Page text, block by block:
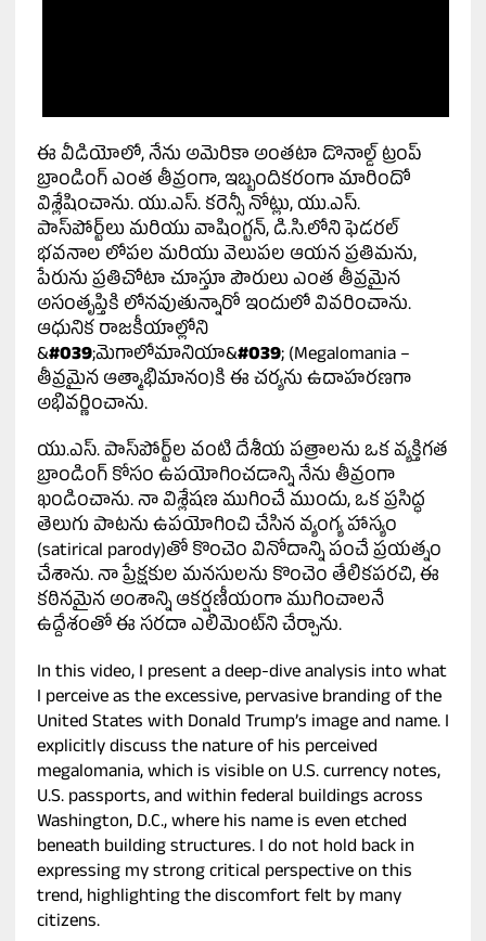
ఈ వీడియోలో, నేను అమెరికా అంతటా డొనాల్డ్ ట్రంప్
బ్రాండింగ్ ఎంత తీవ్రంగా, ఇబ్బందికరంగా మారిందో
విశ్లేషించాను. యు.ఎస్. కరెన్సీ నోట్లు, యు.ఎస్.
పాస్‌పోర్ట్‌లు మరియు వాషింగ్టన్, డి.సి.లోని ఫెడరల్
భవనాల లోపల మరియు వెలుపల ఆయన ప్రతిమను,
పేరును ప్రతిచోటా చూస్తూ పౌరులు ఎంత తీవ్రమైన
అసంతృప్తికి లోనవుతున్నారో ఇందులో వివరించాను.
ఆధునిక రాజకీయాల్లోని
&#039;మెగాలోమానియా&#039; (Megalomania –
తీవ్రమైన ఆత్మాభిమానం)కి ఈ చర్యను ఉదాహరణగా
అభివర్ణించాను.
యు.ఎస్. పాస్‌పోర్ట్‌ల వంటి దేశీయ పత్రాలను ఒక వ్యక్తిగత
బ్రాండింగ్‌ కోసం ఉపయోగించడాన్ని నేను తీవ్రంగా
ఖండించాను. నా విశ్లేషణ ముగించే ముందు, ఒక ప్రసిద్ధ
తెలుగు పాటను ఉపయోగించి చేసిన వ్యంగ్య హాస్యం
(satirical parody)తో కొంచెం వినోదాన్ని పంచే ప్రయత్నం
చేశాను. నా ప్రేక్షకుల మనసులను కొంచెం తేలికపరచి, ఈ
కఠినమైన అంశాన్ని ఆకర్షణీయంగా ముగించాలనే
ఉద్దేశంతో ఈ సరదా ఎలిమెంట్‌ని చేర్చాను.
In this video, I present a deep-dive analysis into what
I perceive as the excessive, pervasive branding of the
United States with Donald Trump’s image and name. I
explicitly discuss the nature of his perceived
megalomania, which is visible on U.S. currency notes,
U.S. passports, and within federal buildings across
Washington, D.C., where his name is even etched
beneath building structures. I do not hold back in
expressing my strong critical perspective on this
trend, highlighting the discomfort felt by many
citizens.